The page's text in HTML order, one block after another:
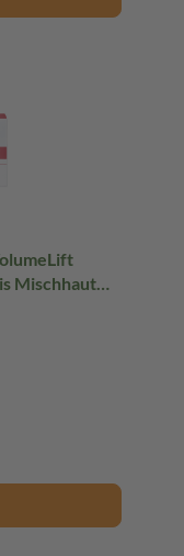
Mischhaut